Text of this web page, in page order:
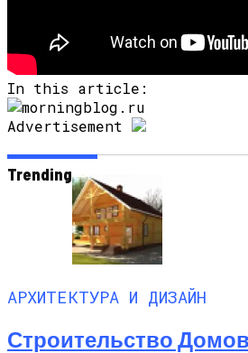
In this article:
Advertisement
Trending
АРХИТЕКТУРА И ДИЗАЙН
Строительство